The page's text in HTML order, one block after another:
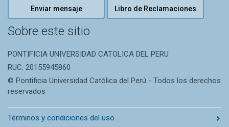
Enviar mensaje Libro de Reclamaciones
Sobre este sitio
PONTIFICIA UNIVERSIDAD CATOLICA DEL PERU
RUC: 20155945860
© Pontificia Universidad Católica del Perú - Todos los derechos
reservados
Términos y condiciones del uso